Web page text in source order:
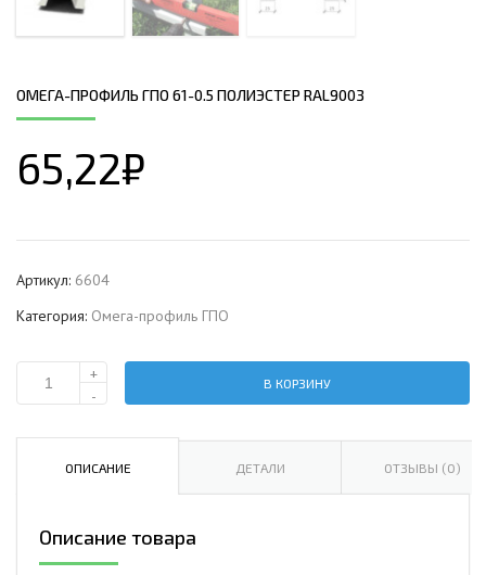
ОМЕГА-ПРОФИЛЬ ГПО 61-0.5 ПОЛИЭСТЕР RAL9003
65,22₽
Артикул: 6604
Категория: Омега-профиль ГПО
Количество
профиль
Полиэстер
RAL9003
+
-
В КОРЗИНУ
ОПИСАНИЕ ДЕТАЛИ ОТЗЫВЫ (0)
Описание товара